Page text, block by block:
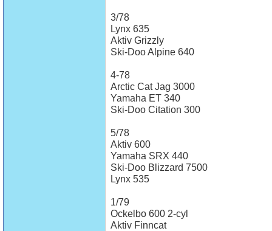
3/78
Lynx 635
Aktiv Grizzly
Ski-Doo Alpine 640
4-78
Arctic Cat Jag 3000
Yamaha ET 340
Ski-Doo Citation 300
5/78
Aktiv 600
Yamaha SRX 440
Ski-Doo Blizzard 7500
Lynx 535
1/79
Ockelbo 600 2-cyl
Aktiv Finncat